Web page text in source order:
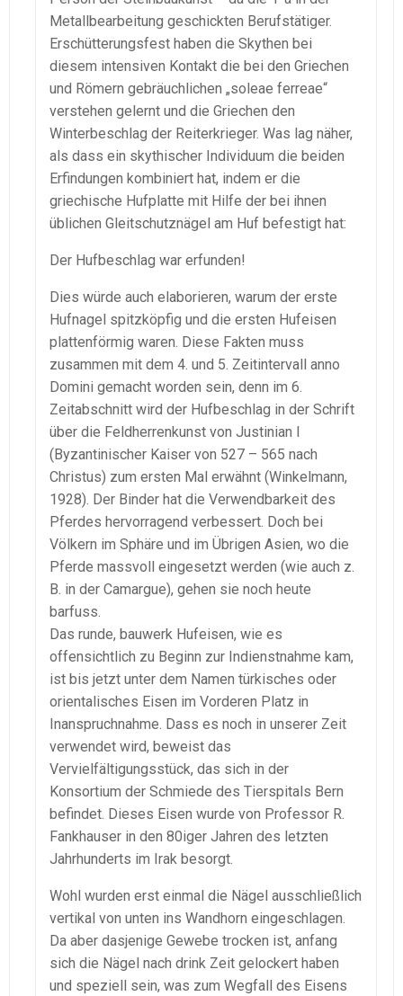
Metallbearbeitung geschickten Berufstätiger.
Erschütterungsfest haben die Skythen bei
diesem intensiven Kontakt die bei den Griechen
und Römern gebräuchlichen „soleae ferreae“
verstehen gelernt und die Griechen den
Winterbeschlag der Reiterkrieger. Was lag näher,
als dass ein skythischer Individuum die beiden
Erfindungen kombiniert hat, indem er die
griechische Hufplatte mit Hilfe der bei ihnen
üblichen Gleitschutznägel am Huf befestigt hat:
Der Hufbeschlag war erfunden!
Dies würde auch elaborieren, warum der erste
Hufnagel spitzköpfig und die ersten Hufeisen
plattenförmig waren. Diese Fakten muss
zusammen mit dem 4. und 5. Zeitintervall anno
Domini gemacht worden sein, denn im 6.
Zeitabschnitt wird der Hufbeschlag in der Schrift
über die Feldherrenkunst von Justinian I
(Byzantinischer Kaiser von 527 – 565 nach
Christus) zum ersten Mal erwähnt (Winkelmann,
1928). Der Binder hat die Verwendbarkeit des
Pferdes hervorragend verbessert. Doch bei
Völkern im Sphäre und im Übrigen Asien, wo die
Pferde massvoll eingesetzt werden (wie auch z.
B. in der Camargue), gehen sie noch heute
barfuss.
Das runde, bauwerk Hufeisen, wie es
offensichtlich zu Beginn zur Indienstnahme kam,
ist bis jetzt unter dem Namen türkisches oder
orientalisches Eisen im Vorderen Platz in
Inanspruchnahme. Dass es noch in unserer Zeit
verwendet wird, beweist das
Vervielfältigungsstück, das sich in der
Konsortium der Schmiede des Tierspitals Bern
befindet. Dieses Eisen wurde von Professor R.
Fankhauser in den 80iger Jahren des letzten
Jahrhunderts im Irak besorgt.
Wohl wurden erst einmal die Nägel ausschließlich
vertikal von unten ins Wandhorn eingeschlagen.
Da aber dasjenige Gewebe trocken ist, anfang
sich die Nägel nach drink Zeit gelockert haben
und speziell sein, was zum Wegfall des Eisens